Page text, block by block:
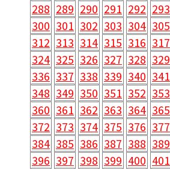
288 289 290 291 292 293
300 301 302 303 304 305
312 313 314 315 316 317
324 325 326 327 328 329
336 337 338 339 340 341
348 349 350 351 352 353
360 361 362 363 364 365
372 373 374 375 376 377
384 385 386 387 388 389
396 397 398 399 400 401